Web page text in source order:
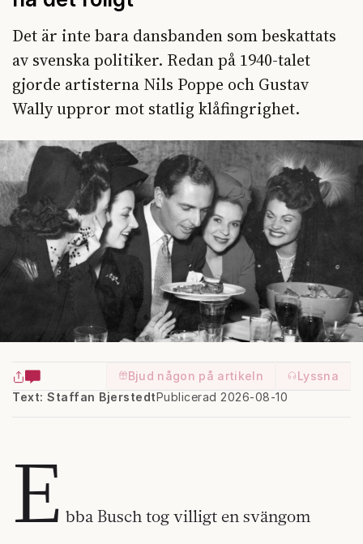
Det är inte bara dansbanden som beskattats
av svenska politiker. Redan på 1940-talet
gjorde artisterna Nils Poppe och Gustav
Wally uppror mot statlig klåfingrighet.
Bjud någon på artikeln
Lyssna
Text: Staffan BjerstedtPublicerad 2026-08-10
E bba Busch tog villigt en svängom